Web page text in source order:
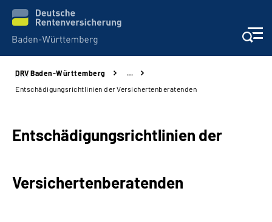
Beratung und Kontakt
Karriere
DRV Baden-Württemberg
…
Entschädigungsrichtlinien der Versichertenberatenden
Entschädigungsrichtlinien der
Versichertenberatenden